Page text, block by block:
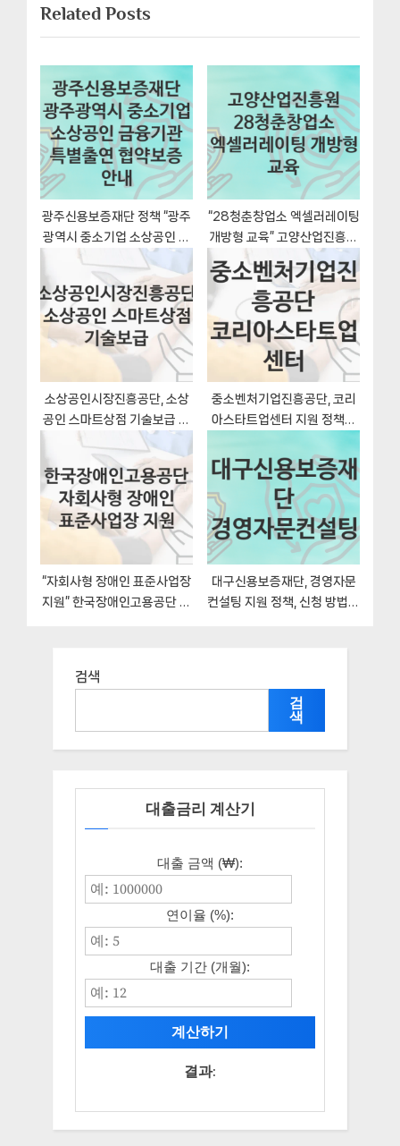
이
u
s
P
o
s
t
:
t
P
o
s
t
:
Related Posts
광주신용보증재단 정책 “광주
광역시 중소기업 소상공인 금
융기관 특별출연 협약보증 안
내” 서비스 관리부서 – 신청
서류와 자격
“28청춘창업소 엑셀러레이팅
개방형 교육” 고양산업진흥원
지원혜택 일정과 신청방법
소상공인시장진흥공단, 소상
공인 스마트상점 기술보급 지
원 정책안내, 신청 방법과 자격
조건
중소벤처기업진흥공단, 코리
아스타트업센터 지원 정책정
“자회사형 장애인 표준사업장
지원” 한국장애인고용공단 복
대구신용보증재단, 경영자문
컨설팅 지원 정책, 신청 방법과
검색
검
색
대출금리 계산기
대출 금액 (₩):
연이율 (%):
대출 기간 (개월):
계산하기
결과: